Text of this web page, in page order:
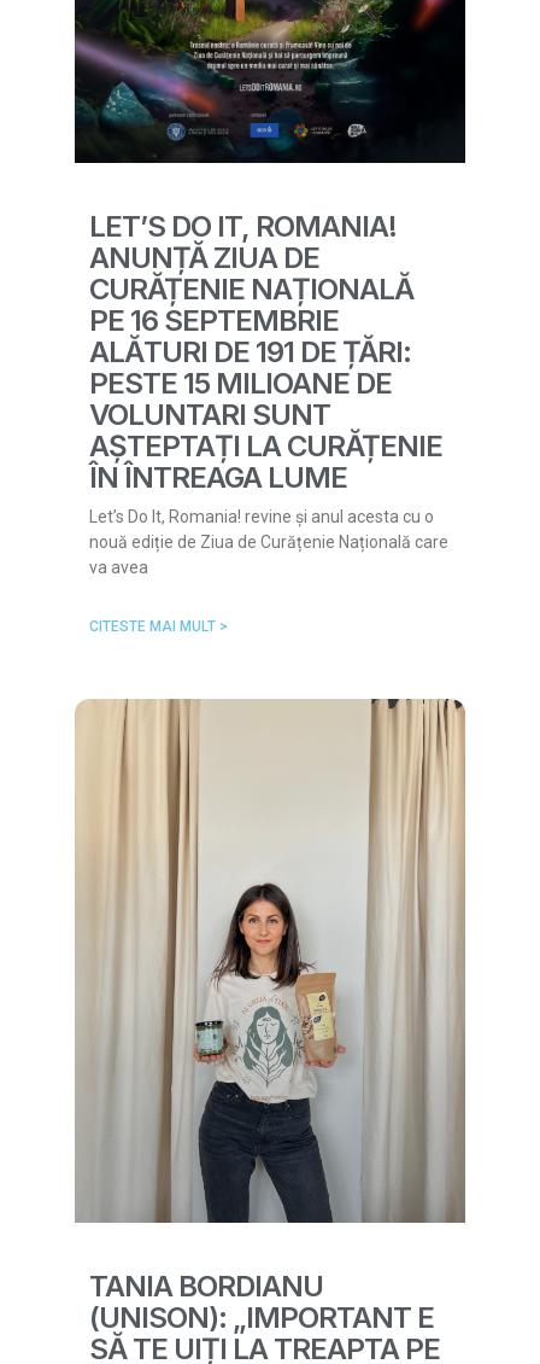
LET’S DO IT, ROMANIA!
ANUNȚĂ ZIUA DE
CURĂȚENIE NAȚIONALĂ
PE 16 SEPTEMBRIE
ALĂTURI DE 191 DE ȚĂRI:
PESTE 15 MILIOANE DE
VOLUNTARI SUNT
AȘTEPTAȚI LA CURĂȚENIE
ÎN ÎNTREAGA LUME
Let’s Do It, Romania! revine și anul acesta cu o
nouă ediție de Ziua de Curățenie Națională care
va avea
CITESTE MAI MULT >
TANIA BORDIANU
(UNISON): „IMPORTANT E
SĂ TE UIȚI LA TREAPTA PE